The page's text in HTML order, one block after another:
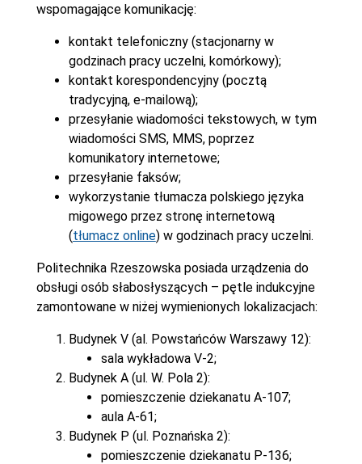
wspomagające komunikację:
kontakt telefoniczny (stacjonarny w
godzinach pracy uczelni, komórkowy);
kontakt korespondencyjny (pocztą
tradycyjną, e-mailową);
przesyłanie wiadomości tekstowych, w tym
wiadomości SMS, MMS, poprzez
komunikatory internetowe;
przesyłanie faksów;
wykorzystanie tłumacza polskiego języka
migowego przez stronę internetową
(tłumacz online) w godzinach pracy uczelni.
Politechnika Rzeszowska posiada urządzenia do
obsługi osób słabosłyszących – pętle indukcyjne
zamontowane w niżej wymienionych lokalizacjach:
Budynek V (al. Powstańców Warszawy 12):
sala wykładowa V-2;
Budynek A (ul. W. Pola 2):
pomieszczenie dziekanatu A-107;
aula A-61;
Budynek P (ul. Poznańska 2):
pomieszczenie dziekanatu P-136;